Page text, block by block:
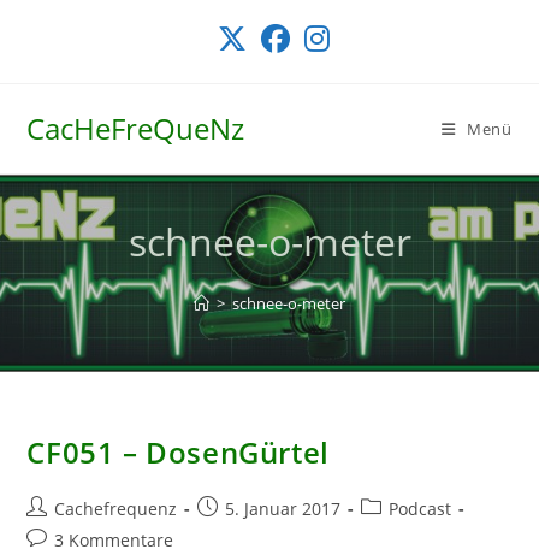
CacHeFreQueNz Menü
schnee-o-meter
> schnee-o-meter
CF051 – DosenGürtel
Beitrags-
Autor:
Cachefrequenz
Beitrag5. Januar 2017
Beitrags-
Podcast
Beitrags-
3 Kommentare